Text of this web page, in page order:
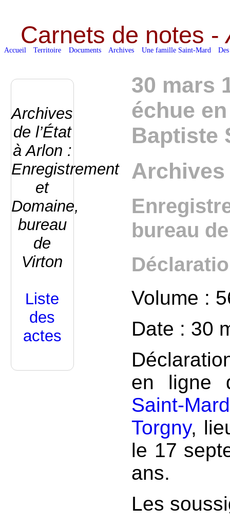
Carnets de notes -
Accueil Territoire Documents Archives Une famille Saint-Mard
30 mars
échue
Baptiste
Archives
bureau
Volume :
Date : 30
en ligne
Saint-Mard
Torgny,
le 17
ans.
Les
Archives
de l’État
à Arlon :
Enregistrement
et
Domaine,
bureau
de
Virton
Liste
des
actes